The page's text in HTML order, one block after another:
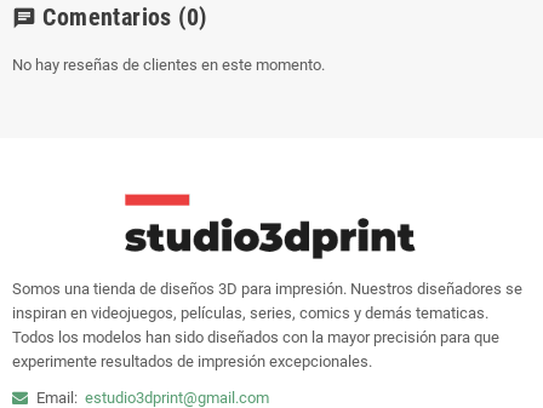
chat Comentarios (0)
No hay reseñas de clientes en este momento.
Somos una tienda de diseños 3D para impresión. Nuestros diseñadores se
inspiran en videojuegos, películas, series, comics y demás tematicas.
Todos los modelos han sido diseñados con la mayor precisión para que
experimente resultados de impresión excepcionales.
Email: estudio3dprint@gmail.com